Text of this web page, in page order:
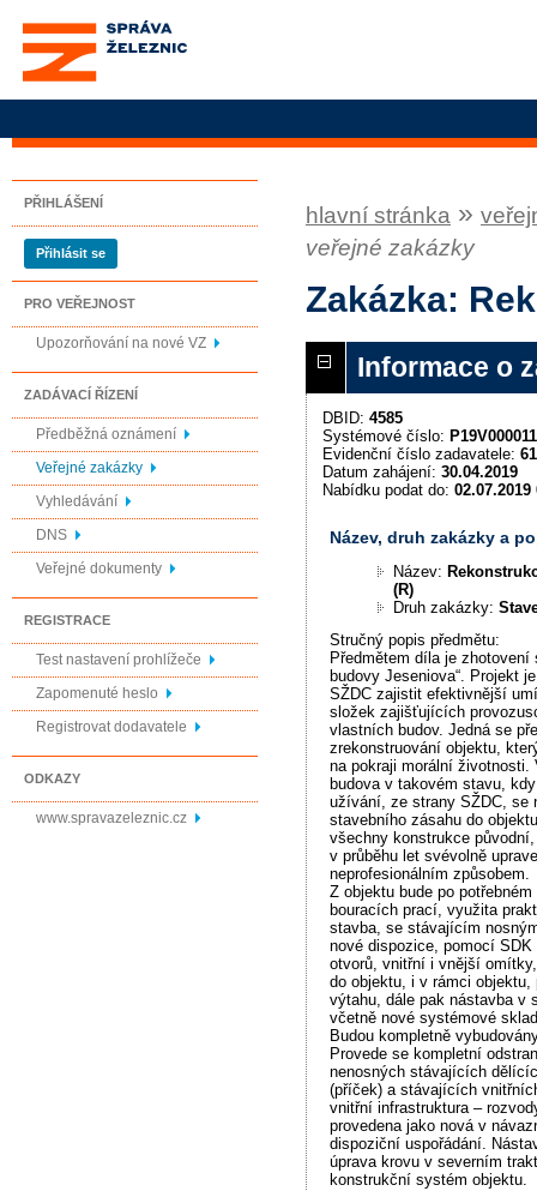
Správa železnic, státní
organizace
PŘIHLÁŠENÍ
Přihlásit se
PRO VEŘEJNOST
Upozorňování na nové VZ
ZADÁVACÍ ŘÍZENÍ
Předběžná oznámení
Veřejné zakázky
Vyhledávání
DNS
Veřejné dokumenty
REGISTRACE
Test nastavení prohlížeče
Zapomenuté heslo
Registrovat dodavatele
ODKAZY
www.spravazeleznic.cz
hlavní stránka »
veřejné zakázky
Zakázka:
Informace o
DBID: 4585
Systémové číslo:
Evidenční číslo zadavatele:
Datum zahájení: 30.04.2019
Nabídku podat do: 02.07.2019
Název, druh zakázky a
Název:
(R)
Druh zakázky:
Stručný popis předmětu:
Předmětem díla je zhotovení
budovy Jeseniova“. Projekt
SŽDC zajistit efektivnější
složek zajišťujících
vlastních budov. Jedná se
zrekonstruování objektu,
na pokraji morální životnosti.
budova v takovém stavu,
užívání, ze strany SŽDC, se
stavebního zásahu do
všechny konstrukce
v průběhu let svévolně
neprofesionálním způsobem.
Z objektu bude po
bouracích prací, využita
stavba, se stávajícím
nové dispozice, pomocí
otvorů, vnitřní i vnější
do objektu, i v rámci objektu,
výtahu, dále pak nástavba v
včetně nové systémové
Budou kompletně
Provede se kompletní
nenosných stávajících
(příček) a stávajících
vnitřní infrastruktura –
provedena jako nová v
dispoziční uspořádání.
úprava krovu v severním
konstrukční systém objektu.